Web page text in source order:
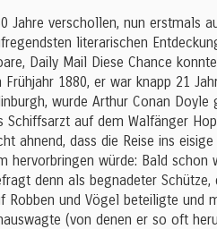
Jahre verschollen, nun erstmals
literarischen
Daily Mail Diese Chance
Frühjahr 1880, er war knapp 21
wurde Arthur Conan
Schiffsarzt auf dem Walfänger
ahnend, dass die Reise ins
hervorbringen würde: Bald schon
denn als begnadeter
Robben und Vögel beteiligte und
(von denen er so oft